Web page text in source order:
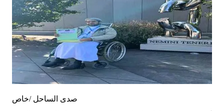
صدى الساحل /خاص